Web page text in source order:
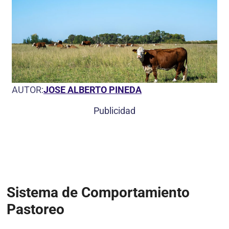
AUTOR:JOSE ALBERTO PINEDA
Publicidad
Sistema de Comportamiento
Pastoreo